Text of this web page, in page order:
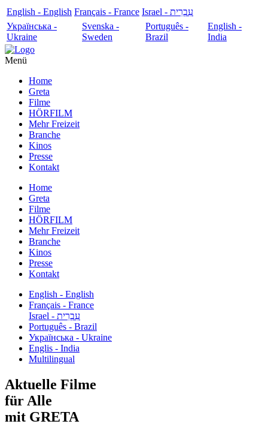
English - English Français - France
עִבְרִית - Israel
Українська -
Ukraine
Svenska -
Sweden
Português -
Brazil
English -
India
Menü
Home
Greta
Filme
HÖRFILM
Mehr Freizeit
Branche
Kinos
Presse
Kontakt
Home
Greta
Filme
HÖRFILM
Mehr Freizeit
Branche
Kinos
Presse
Kontakt
English - English
Français - France
עִבְרִית - Israel
Português - Brazil
Українська - Ukraine
Englis - India
Multilingual
Aktuelle Filme
für Alle
mit GRETA